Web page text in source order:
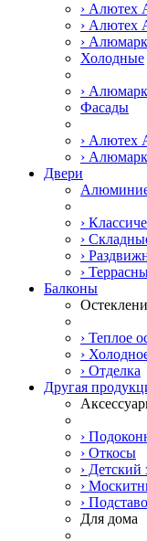
› Алютех
› Алютех
›
Холодные
›
Фасады
› Алютех
›
Двери
›
›
›
›
Балконы
› Теплое
›
› Отделка
Другая
›
› Откосы
› Детский
›
›
Для дома